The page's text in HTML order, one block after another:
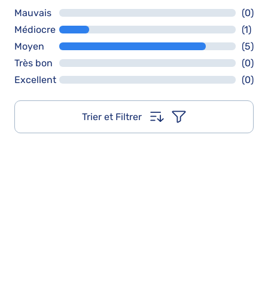
Mauvais
(0)
Médiocre
(1)
Moyen
(5)
Très bon
(0)
Excellent
(0)
Trier et Filtrer